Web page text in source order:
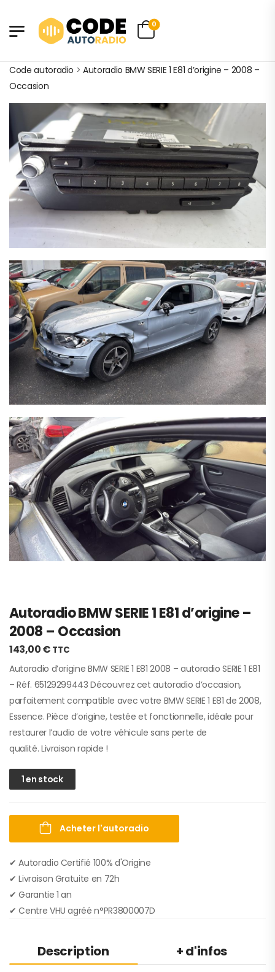
0
Code autoradio >Autoradio BMW SERIE 1 E81 d’origine – 2008 –
Occasion
Autoradio BMW SERIE 1 E81 d’origine –
2008 – Occasion
143,00€ TTC
Autoradio d’origine BMW SERIE 1 E81 2008 – autoradio SERIE 1 E81
– Réf. 65129299443 Découvrez cet autoradio d’occasion,
parfaitement compatible avec votre BMW SERIE 1 E81 de 2008,
Essence. Pièce d’origine, testée et fonctionnelle, idéale pour
restaurer l’audio de votre véhicule sans perte de
qualité. Livraison rapide !
1 en stock
Acheter l'autoradio
✔ Autoradio Certifié 100% d'Origine
✔︎ Livraison Gratuite en 72h
✔︎ Garantie 1 an
✔︎ Centre VHU agréé n°PR3800007D
Description + d'infos